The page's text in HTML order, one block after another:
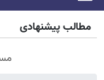
مطالب پیشنهادی